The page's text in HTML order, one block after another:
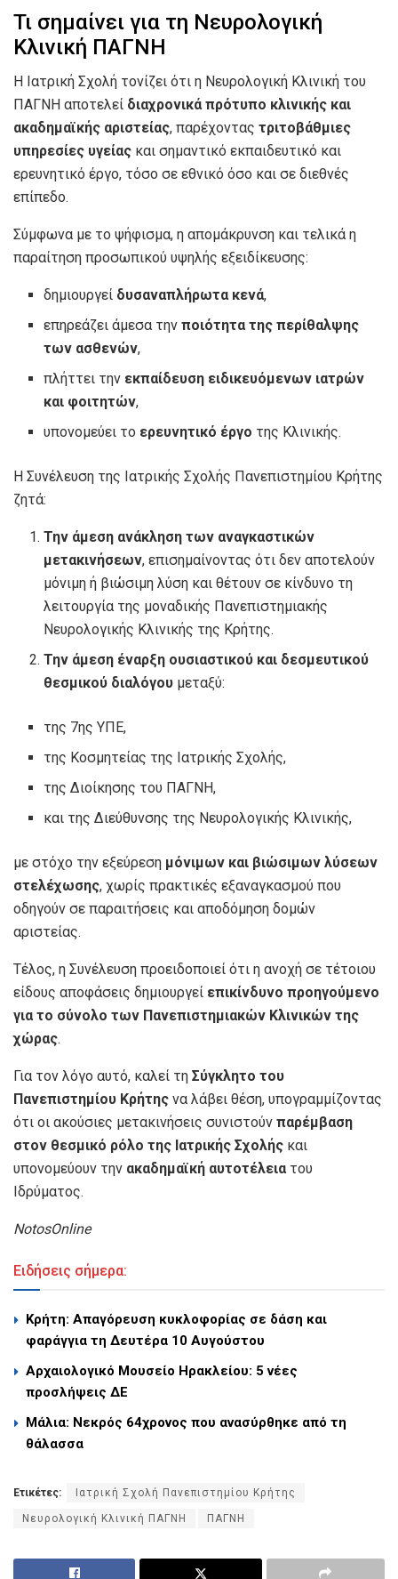
Τι σημαίνει για τη Νευρολογική
Κλινική ΠΑΓΝΗ
Η Ιατρική Σχολή τονίζει ότι η Νευρολογική Κλινική του
ΠΑΓΝΗ αποτελεί διαχρονικά πρότυπο κλινικής και
ακαδημαϊκής αριστείας, παρέχοντας τριτοβάθμιες
υπηρεσίες υγείας και σημαντικό εκπαιδευτικό και
ερευνητικό έργο, τόσο σε εθνικό όσο και σε διεθνές
επίπεδο.
Σύμφωνα με το ψήφισμα, η απομάκρυνση και τελικά η
παραίτηση προσωπικού υψηλής εξειδίκευσης:
δημιουργεί δυσαναπλήρωτα κενά,
επηρεάζει άμεσα τηνποιότητα της περίθαλψης
των ασθενών,
πλήττει την εκπαίδευση ειδικευόμενων ιατρών
και φοιτητών,
υπονομεύει το ερευνητικό έργο της Κλινικής.
Η Συνέλευση της Ιατρικής Σχολής Πανεπιστημίου Κρήτης
ζητά:
Την άμεση ανάκληση των αναγκαστικών
μετακινήσεων, επισημαίνοντας ότι δεν αποτελούν
μόνιμη ή βιώσιμη λύση και θέτουν σε κίνδυνο τη
λειτουργία της μοναδικής Πανεπιστημιακής
Νευρολογικής Κλινικής της Κρήτης.
Την άμεση έναρξη ουσιαστικού και δεσμευτικού
θεσμικού διαλόγου μεταξύ:
της 7ης ΥΠΕ,
της Κοσμητείας της Ιατρικής Σχολής,
της Διοίκησης του ΠΑΓΝΗ,
και της Διεύθυνσης της Νευρολογικής Κλινικής,
με στόχο την εξεύρεση μόνιμων και βιώσιμων λύσεων
στελέχωσης, χωρίς πρακτικές εξαναγκασμού που
οδηγούν σε παραιτήσεις και αποδόμηση δομών
αριστείας.
Τέλος, η Συνέλευση προειδοποιεί ότι η ανοχή σε τέτοιου
είδους αποφάσεις δημιουργεί επικίνδυνο προηγούμενο
για το σύνολο των Πανεπιστημιακών Κλινικών της
χώρας.
Για τον λόγο αυτό, καλεί τη Σύγκλητο του
Πανεπιστημίου Κρήτης να λάβει θέση, υπογραμμίζοντας
ότι οι ακούσιες μετακινήσεις συνιστούν παρέμβαση
στον θεσμικό ρόλο της Ιατρικής Σχολής και
υπονομεύουν την ακαδημαϊκή αυτοτέλειατου
Ιδρύματος.
NotosOnline
Ειδήσεις σήμερα:
Κρήτη: Απαγόρευση κυκλοφορίας σε δάση και
φαράγγια τη Δευτέρα 10 Αυγούστου
Αρχαιολογικό Μουσείο Ηρακλείου: 5 νέες
προσλήψεις ΔΕ
Μάλια: Νεκρός 64χρονος που ανασύρθηκε από τη
θάλασσα
Ετικέτες: Ιατρική Σχολή Πανεπιστημίου Κρήτης
Νευρολογική Κλινική ΠΑΓΝΗ ΠΑΓΝΗ